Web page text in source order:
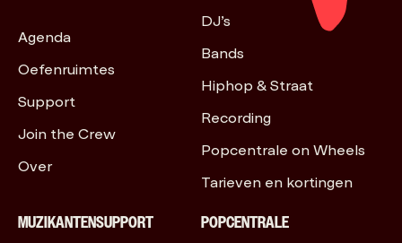
Agenda
Oefenruimtes
Support
Join the Crew
Over
DJ’s
Bands
Hiphop & Straat
Recording
Popcentrale on Wheels
Tarieven en kortingen
MUZIKANTENSUPPORT POPCENTRALE